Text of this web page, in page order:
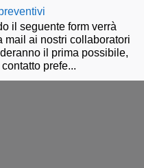
il seguente form verrà
mail ai nostri collaboratori
il prima possibile,
prefe...